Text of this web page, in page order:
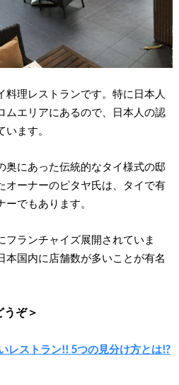
料理レストランです。特に日本人
ムエリアにあるので、日本人の認
ます。
奥にあった伝統的なタイ様式の邸
オーナーのピタヤ氏は、タイで有
でもあります。
フランチャイズ展開されていま
本国内に店舗数が多いことが有名
うぞ＞
レストラン!! 5つの見分け方とは!?